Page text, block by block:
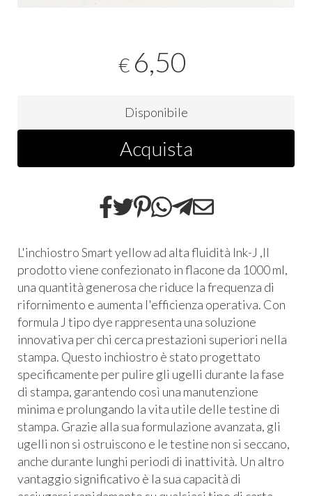
€ 6,50
Disponibile
Acquista
L'inchiostro Smart yellow ad alta fluidità Ink-J ,Il
prodotto viene confezionato in flacone da 1000 ml,
una quantità generosa che riduce la frequenza di
rifornimento e aumenta l'efficienza operativa. Con
formula J tipo dye rappresenta una soluzione
innovativa per chi cerca prestazioni superiori nella
stampa. Questo inchiostro è stato progettato
specificamente per pulire gli ugelli durante la fase
di stampa, garantendo così una manutenzione
minima e prolungando la vita utile delle testine di
stampa. Grazie alla sua formulazione avanzata, gli
ugelli non si ostruiscono e le testine non si seccano,
anche durante lunghi periodi di inattività. Un altro
vantaggio significativo è la sua capacità di